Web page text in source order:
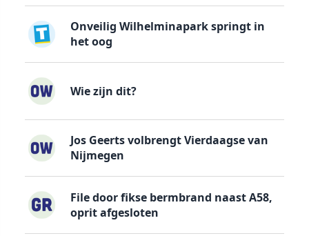
Onveilig Wilhelminapark springt in
het oog
Wie zijn dit?
Jos Geerts volbrengt Vierdaagse van
Nijmegen
File door fikse bermbrand naast A58,
oprit afgesloten